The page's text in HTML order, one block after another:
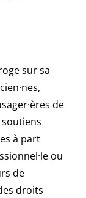
sur sa
de
à part
ou
de
droits